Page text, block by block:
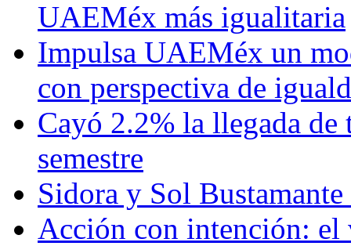
UAEMéx más igualitaria
Impulsa UAEMéx un
con perspectiva de
Cayó 2.2% la llegada de
semestre
Sidora y Sol
Acción con intención: el